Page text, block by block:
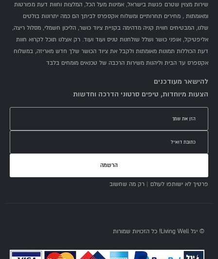
שירות מצוין שטרם פגשת בישראל, אמינות מעל הכל, המלצות וחוות דעת מפורטות
ומאומתות , מחירים תחרותיים ומשלוח אקספרס לביתך הם כמה יתרונות בולטים
שלנו, המבטיחים חווית קניה מדהימה בקניית ציוד כושר, הליכון חשמלי, מסלול ריצה,
אליפטיקל, אופני כושר ושלל שולחנות טניס ועוד ועוד. רק אצלנו תוכל לקרוא חוות
דעת הכוללות תמונות מאומתות ולקבל את ציוד הכושר שלך חדש מאריזה, במשלוח
אקספרס עד הבית וליהנות משירות הרכבה של טכנאים מומחים בלבד
להישאר מעודכנים
הצעות מיוחדות, טיפים סרטוני הדרכה וחדשות
הרשמה
פרטיך לא ישותפו לעולם | רק מה שחשוב
© יגל Living Well! כל הזכויות שמורות